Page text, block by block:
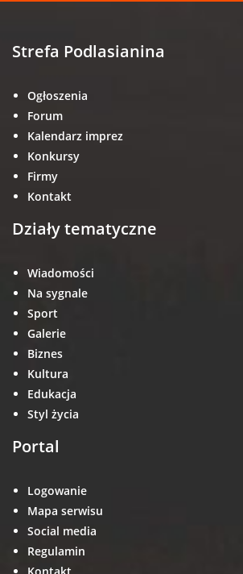
Strefa Podlasianina
Ogłoszenia
Forum
Kalendarz imprez
Konkursy
Firmy
Kontakt
Działy tematyczne
Wiadomości
Na sygnale
Sport
Galerie
Biznes
Kultura
Edukacja
Styl życia
Portal
Logowanie
Mapa serwisu
Social media
Regulamin